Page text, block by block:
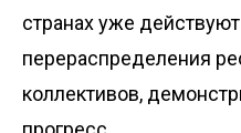
странах уже
перераспределения
коллективов,